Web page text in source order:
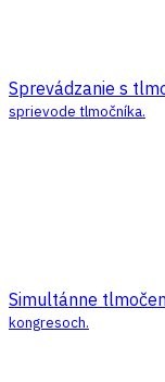
Sprevádzanie s
sprievode tlmočníka.
Simultánne
kongresoch.